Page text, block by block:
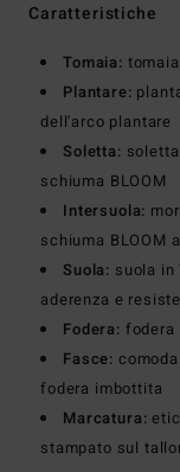
Caratteristiche
Tomaia:
Plantare:
dell'arco plantare
Soletta:
schiuma BLOOM
Intersuola:
schiuma BLOOM
Suola: suola in
aderenza e
Fodera: fodera
Fasce:
fodera imbottita
Marcatura:
stampato sul